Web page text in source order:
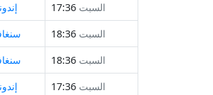
السبت 17:36
السبت 18:36
السبت 18:36
السبت 17:36